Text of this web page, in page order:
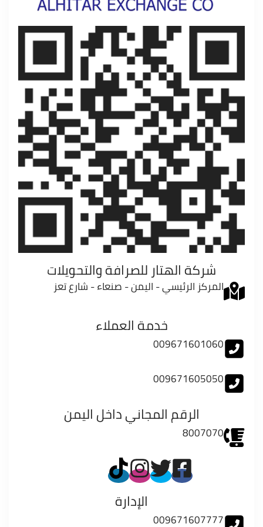
شركة الهتار للصرافة والتحويلات
المركز الرئيسي - اليمن - صنعاء - شارع تعز
خدمة العملاء
009671601060
009671605050
الرقم المجاني داخل اليمن
8007070
الإدارة
009671607777